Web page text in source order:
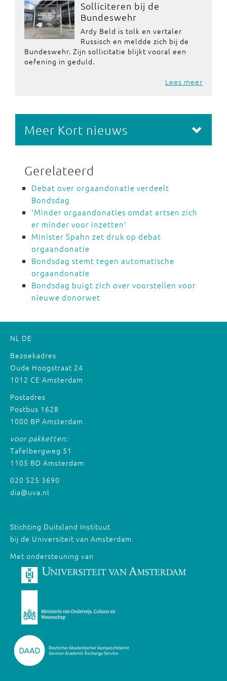
Solliciteren bij de
Bundeswehr
Ardy Beld is tolk en vertaler
Russisch en meldde zich bij de
Bundeswehr. Zijn sollicitatie blijkt vooral een
oefening in geduld.
Lees meer
Meer Kort nieuws
Gerelateerd
Debat over orgaandonatie verdeelt
Bondsdag
'Minder orgaandonaties omdat artsen zich
er minder voor inzetten'
Minister Spahn zet druk op debat
orgaandonatie
Bondsdag stemt tegen automatische
orgaandonatie
Bondsdag buigt zich over voorstellen voor
nieuwe donorwet
NL DE
Bezoekadres
Oude Hoogstraat 24
1012 CE Amsterdam
Postadres
Postbus 1628
1000 BP Amsterdam
voor pakketten:
Tafelbergweg 51
1105 BD Amsterdam
020 525 3690
dia@uva.nl
Stichting Duitsland Instituut
bij de Universiteit van Amsterdam
Met ondersteuning van